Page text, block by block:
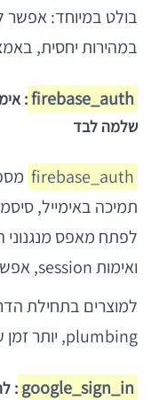
בולט במיוחד:
במהירות יחסית,
firebase_auth
:
שלמה לבד
firebase_auth
לפתח מאפס
ואימות session, אפשר להישען על תשתית מוכחת.
למוצרים בתחילת
plumbing, יותר זמן על הערך המבדל של המוצר עצמו.
google_sign_in
: